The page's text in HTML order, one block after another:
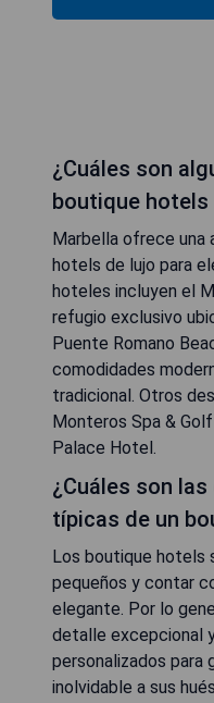
¿Cuáles son
boutique hotels
Marbella ofrece una
hotels de lujo para
hoteles incluyen el
refugio exclusivo
Puente Romano
comodidades
tradicional. Otros
Monteros Spa &
Palace Hotel.
¿Cuáles son
típicas de un
Los boutique hotels
pequeños y contar
elegante. Por lo
detalle excepcional
personalizados para
inolvidable a sus